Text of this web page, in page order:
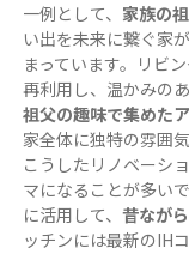
一例として、 家族の
い出を未来に繋ぐ家
まっています。リビン
再利用し、温かみの
祖父の趣味で集めた
家全体に独特の雰囲
こうしたリノベーショ
マになることが多い
に活用して、 昔なが
ッチンには最新のIH